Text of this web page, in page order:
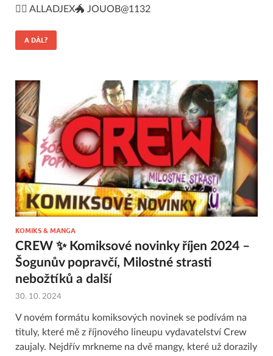
🧙‍♂️ ALLADJEX🐲 JOUOB@1132
A DÁL?
KOMIKS & MANGA
CREW ✨ Komiksové novinky říjen 2024 –
Šogunův popravčí, Milostné strasti
nebožtíků a další
30. 10. 2024
V novém formátu komiksových novinek se podívám na
tituly, které mě z říjnového lineupu vydavatelství Crew
zaujaly. Nejdřív mrkneme na dvě mangy, které už dorazily